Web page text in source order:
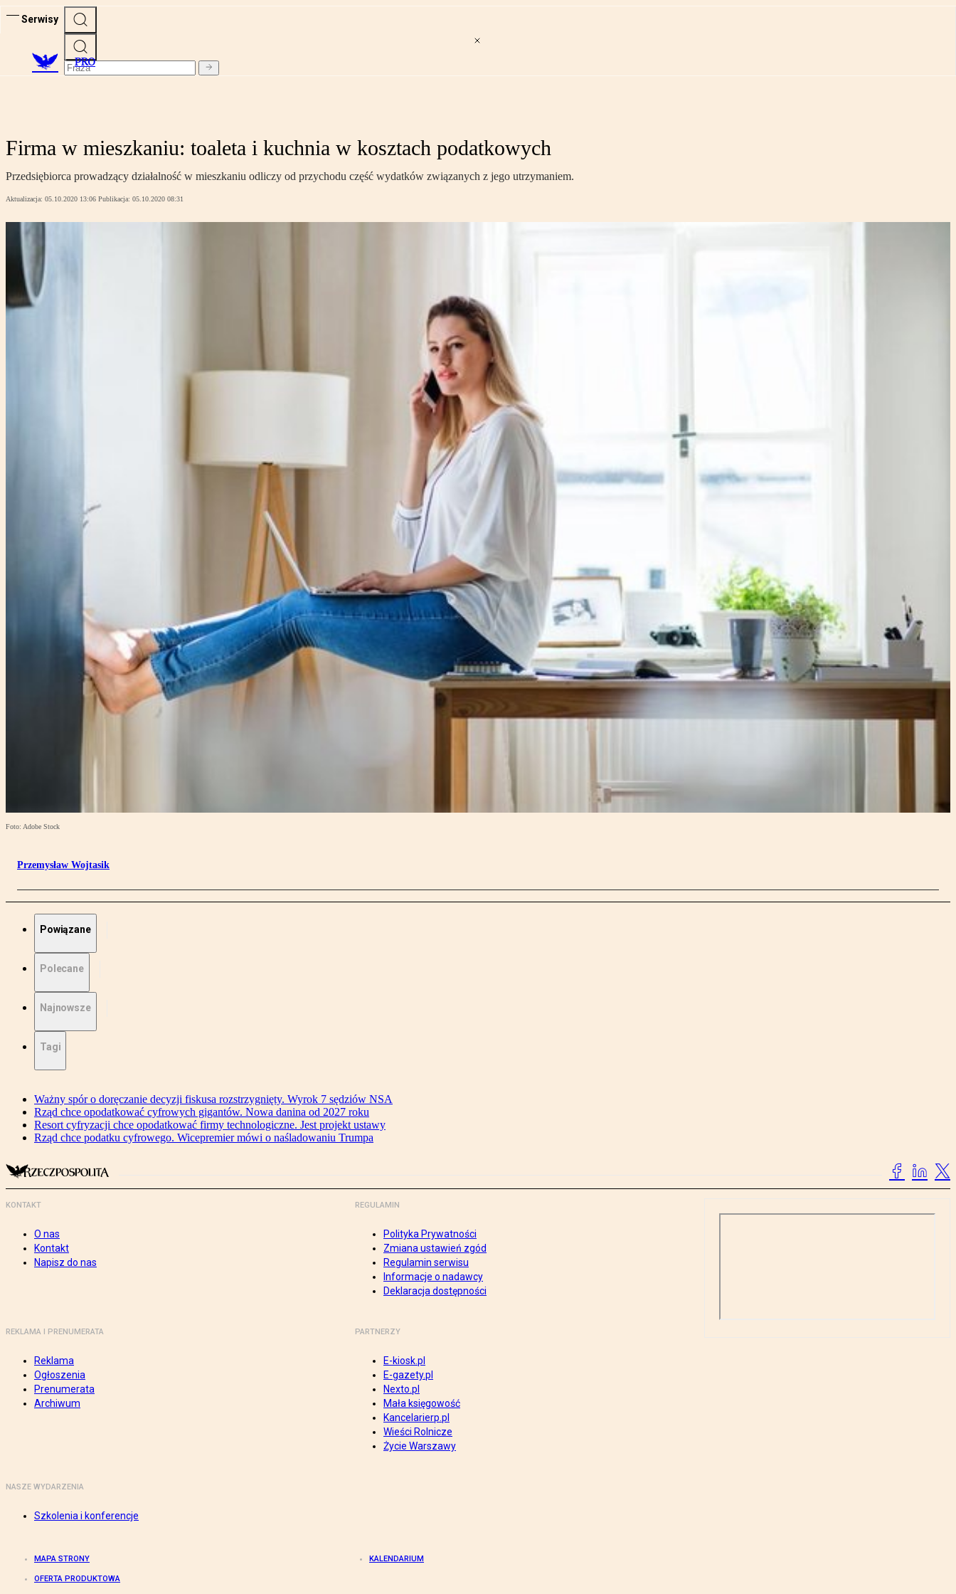
Serwisy
PRO
Firma w mieszkaniu: toaleta i kuchnia w kosztach podatkowych
Przedsiębiorca prowadzący działalność w mieszkaniu odliczy od przychodu część wydatków związanych z jego utrzymaniem.
Aktualizacja: 05.10.2020 13:06 Publikacja: 05.10.2020 08:31
Foto: Adobe Stock
Przemysław Wojtasik
Powiązane
Polecane
Najnowsze
Tagi
Ważny spór o doręczanie decyzji fiskusa rozstrzygnięty. Wyrok 7 sędziów NSA
Rząd chce opodatkować cyfrowych gigantów. Nowa danina od 2027 roku
Resort cyfryzacji chce opodatkować firmy technologiczne. Jest projekt ustawy
Rząd chce podatku cyfrowego. Wicepremier mówi o naśladowaniu Trumpa
KONTAKT
O nas
Kontakt
Napisz do nas
REGULAMIN
Polityka Prywatności
Zmiana ustawień zgód
Regulamin serwisu
Informacje o nadawcy
Deklaracja dostępności
REKLAMA I PRENUMERATA
Reklama
Ogłoszenia
Prenumerata
Archiwum
PARTNERZY
E-kiosk.pl
E-gazety.pl
Nexto.pl
Mała księgowość
Kancelarierp.pl
Wieści Rolnicze
Życie Warszawy
NASZE WYDARZENIA
Szkolenia i konferencje
MAPA STRONY KALENDARIUM
OFERTA PRODUKTOWA